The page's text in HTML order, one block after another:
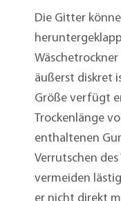
Die Gitter
äußerst diskret
Größe verfügt
Trockenlänge
enthaltenen
Verrutschen
vermeiden